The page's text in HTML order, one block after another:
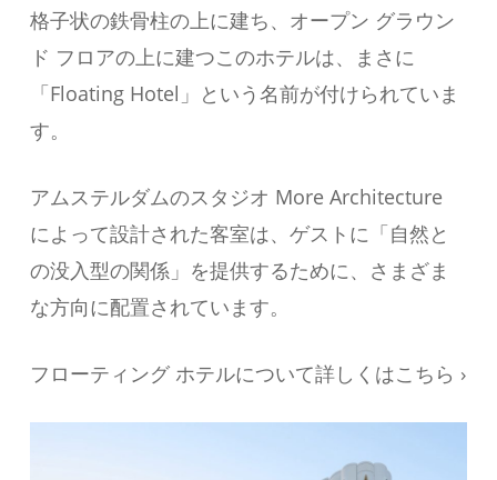
格子状の鉄骨柱の上に建ち、オープン グラウン
ド フロアの上に建つこのホテルは、まさに
「Floating Hotel」という名前が付けられていま
す。
アムステルダムのスタジオ More Architecture
によって設計された客室は、ゲストに「自然と
の没入型の関係」を提供するために、さまざま
な方向に配置されています。
フローティング ホテルについて詳しくはこちら ›